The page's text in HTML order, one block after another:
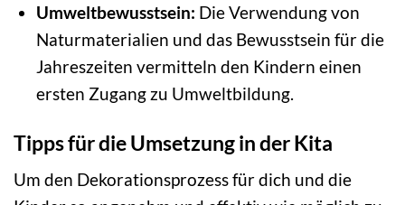
Umweltbewusstsein: Die Verwendung von
Naturmaterialien und das Bewusstsein für die
Jahreszeiten vermitteln den Kindern einen
ersten Zugang zu Umweltbildung.
Tipps für die Umsetzung in der Kita
Um den Dekorationsprozess für dich und die